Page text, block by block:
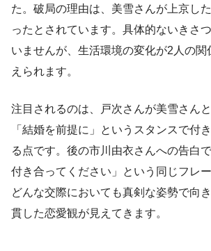
た。破局の理由は、美雪さんが上京し
ったとされています。具体的ないきさ
いませんが、生活環境の変化が2人の関
えられます。
注目されるのは、戸次さんが美雪さん
「結婚を前提に」というスタンスで付
る点です。後の市川由衣さんへの告白
付き合ってください」という同じフレ
どんな交際においても真剣な姿勢で向
貫した恋愛観が見えてきます。